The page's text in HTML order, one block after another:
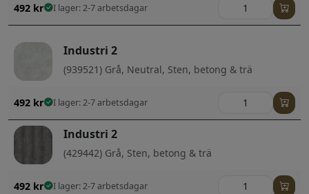
492 kr I lager: 2-7 arbetsdagar
Industri 2
(939521) Grå, Neutral, Sten, betong & trä
492 kr I lager: 2-7 arbetsdagar
Industri 2
(429442) Grå, Sten, betong & trä
492 kr I lager: 2-7 arbetsdagar